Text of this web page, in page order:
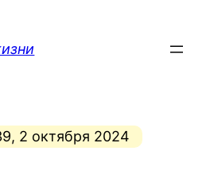
2 октября 2024